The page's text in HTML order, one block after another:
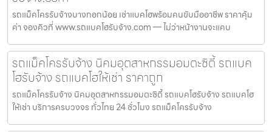
รถแม็คโครรับจ้างบางกอกน้อย เช่าแบคโฮพร้อมคนขับมืออาชีพ ราคาคุ้ม
ค่า จองคิวที่ www.รถแบคโฮรับจ้าง.com — ไม่ว่าหน้างานจะแคบ
รถแม็คโครรับจ้าง นิคมอุตสาหกรรมอมตะซิตี้ รถแบค
โฮรับจ้าง รถแบคโฮให้เช่า ราคาถูก
รถแม็คโครรับจ้าง นิคมอุตสาหกรรมอมตะซิตี้ รถแบคโฮรับจ้าง รถแบคโฮ
ให้เช่า บริการครบวงจร ทั่วไทย 24 ชั่วโมง รถแม็คโครรับจ้าง